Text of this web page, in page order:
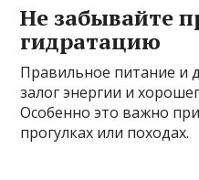
Не забывайте
гидратацию
Правильное питание и
залог энергии и
Особенно это важно
прогулках или походах.